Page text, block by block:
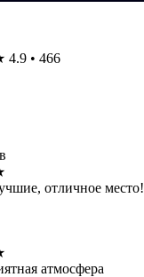
4.9 • 466
отличное место!
атмосфера